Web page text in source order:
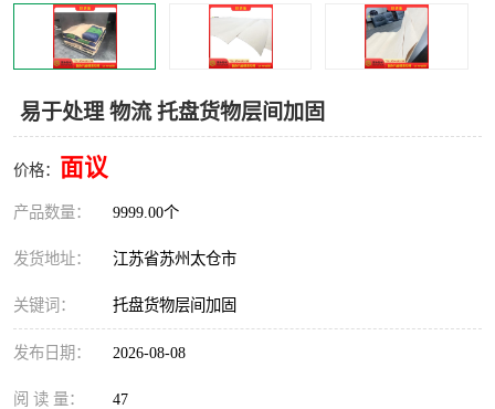
易于处理 物流 托盘货物层间加固
价格： 面议
产品数量： 9999.00个
发货地址： 江苏省苏州太仓市
关键词： 托盘货物层间加固
发布日期： 2026-08-08
阅 读 量： 47